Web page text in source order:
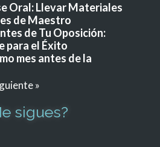
Oral: Llevar Materiales
de Maestro
de Tu Oposición:
para el Éxito
mes antes de la
»
sigues?